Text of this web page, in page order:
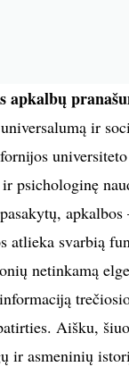
apkalbų
ir
psichologinę
atlieka svarbią
netinkamą
Aišku,
ir asmeninių